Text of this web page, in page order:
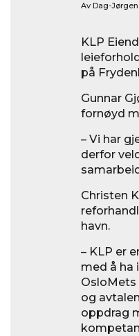
Av Dag-
KLP
på
Gunnar
fornøyd
– Vi har
derfor
Christen
havn.
– KLP er
med å ha
og
oppdrag